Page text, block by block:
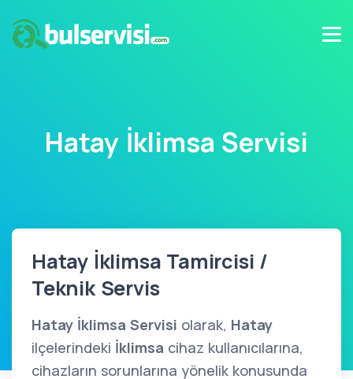
Hatay İklimsa Servisi
Hatay İklimsa Tamircisi /
Teknik Servis
Hatay İklimsa Servisi olarak, Hatay
ilçelerindeki İklimsa cihaz kullanıcılarına,
cihazların sorunlarına yönelik konusunda